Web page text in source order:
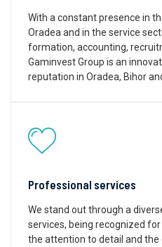
With a constant presence in
Oradea and in the service
formation, accounting,
Gaminvest Group is an
reputation in Oradea, Bihor
Professional services
We stand out through a
services, being recognized
the attention to detail and